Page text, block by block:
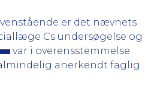
er det nævnets
Cs undersøgelse og
var i overensstemmelse
anerkendt faglig